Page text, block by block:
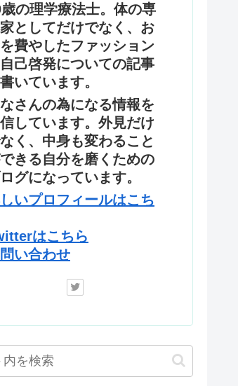
の理学療法士。体の専
としてだけでなく、お
費やしたファッション
己啓発についての記事
いています。
さんの為になる情報を
しています。外見だけ
く、中身も変わること
きる自分を磨くための
グになっています。
いプロフィールはこち
はこちら
い合わせ